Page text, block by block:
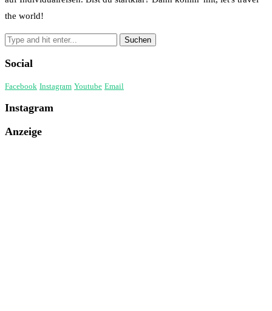
the world!
Social
Facebook Instagram Youtube Email
Instagram
Anzeige